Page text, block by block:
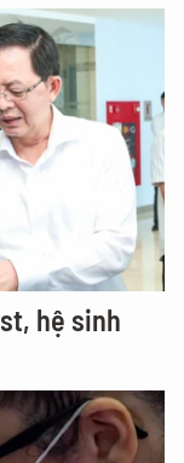
hệ sinh